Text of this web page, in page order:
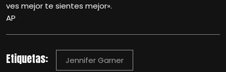
ves mejor te sientes mejor».
AP
Etiquetas: Jennifer Garner